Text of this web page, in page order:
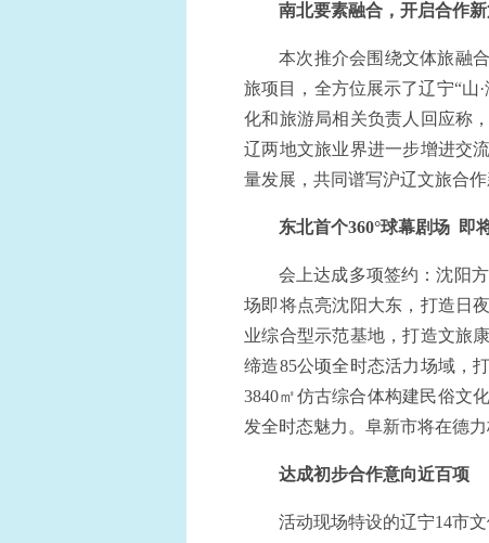
南北要素融合，开启合作
本次推介会围绕文体旅融
旅项目，全方位展示了辽宁“山
化和旅游局相关负责人回应称
辽两地文旅业界进一步增进交
量发展，共同谱写沪辽文旅合作
东北首个360°球幕剧场 即
会上达成多项签约：沈阳
场即将点亮沈阳大东，打造日
业综合型示范基地，打造文旅
缔造85公顷全时态活力场域，
3840㎡仿古综合体构建民俗文
发全时态魅力。阜新市将在德
达成初步合作意向近百项
活动现场特设的辽宁14市